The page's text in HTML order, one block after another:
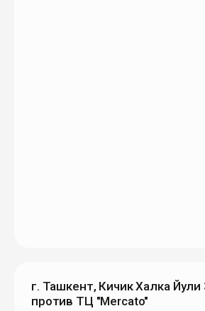
г. Ташкент, Кичик Халка Йули
против ТЦ "Mercato"